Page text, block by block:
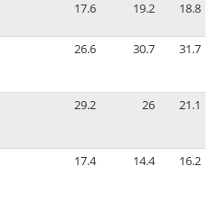
17.6 19.2 18.8
26.6 30.7 31.7
29.2 26 21.1
17.4 14.4 16.2